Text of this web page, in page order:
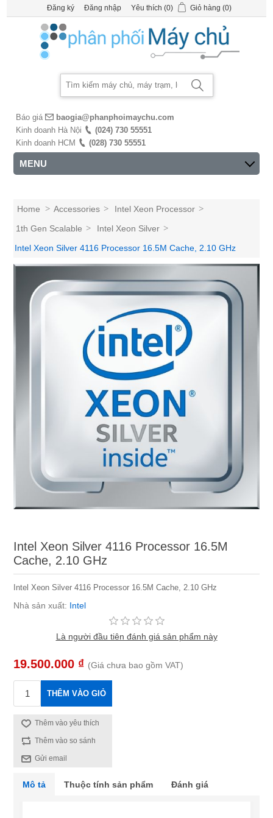
Đăng ký Đăng nhập Yêu thích (0) Giỏ hàng (0)
Báo giá
baogia@phanphoimaychu.com
Kinh doanh Hà Nội
(024) 730 55551
Kinh doanh HCM
(028) 730 55551
MENU
Home > Accessories > Intel Xeon Processor >
1th Gen Scalable > Intel Xeon Silver >
Intel Xeon Silver 4116 Processor 16.5M Cache, 2.10 GHz
Intel Xeon Silver 4116 Processor 16.5M
Cache, 2.10 GHz
Intel Xeon Silver 4116 Processor 16.5M Cache, 2.10 GHz
Nhà sản xuất: Intel
Là người đầu tiên đánh giá sản phẩm này
19.500.000 ₫ (Giá chưa bao gồm VAT)
THÊM VÀO GIỎ
Thêm vào yêu thích
Thêm vào so sánh
Gửi email
Mô tả Thuộc tính sản phẩm Đánh giá